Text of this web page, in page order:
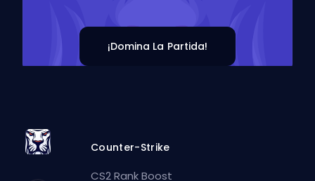
¡Domina La Partida!
Counter-Strike
CS2 Rank Boost